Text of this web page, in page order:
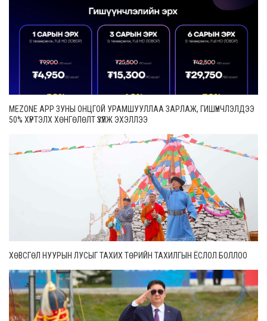
MEZONE APP ЗУНЫ ОНЦГОЙ УРАМШУУЛЛАА ЗАРЛАЖ, ГИШҮҮНЧЛЭЛДЭЭ
50% ХҮРТЭЛХ ХӨНГӨЛӨЛТ ҮЗҮҮЛЖ ЭХЭЛЛЭЭ
ХӨВСГӨЛ НУУРЫН ЛУСЫГ ТАХИХ ТӨРИЙН ТАХИЛГЫН ЁСЛОЛ БОЛЛОО